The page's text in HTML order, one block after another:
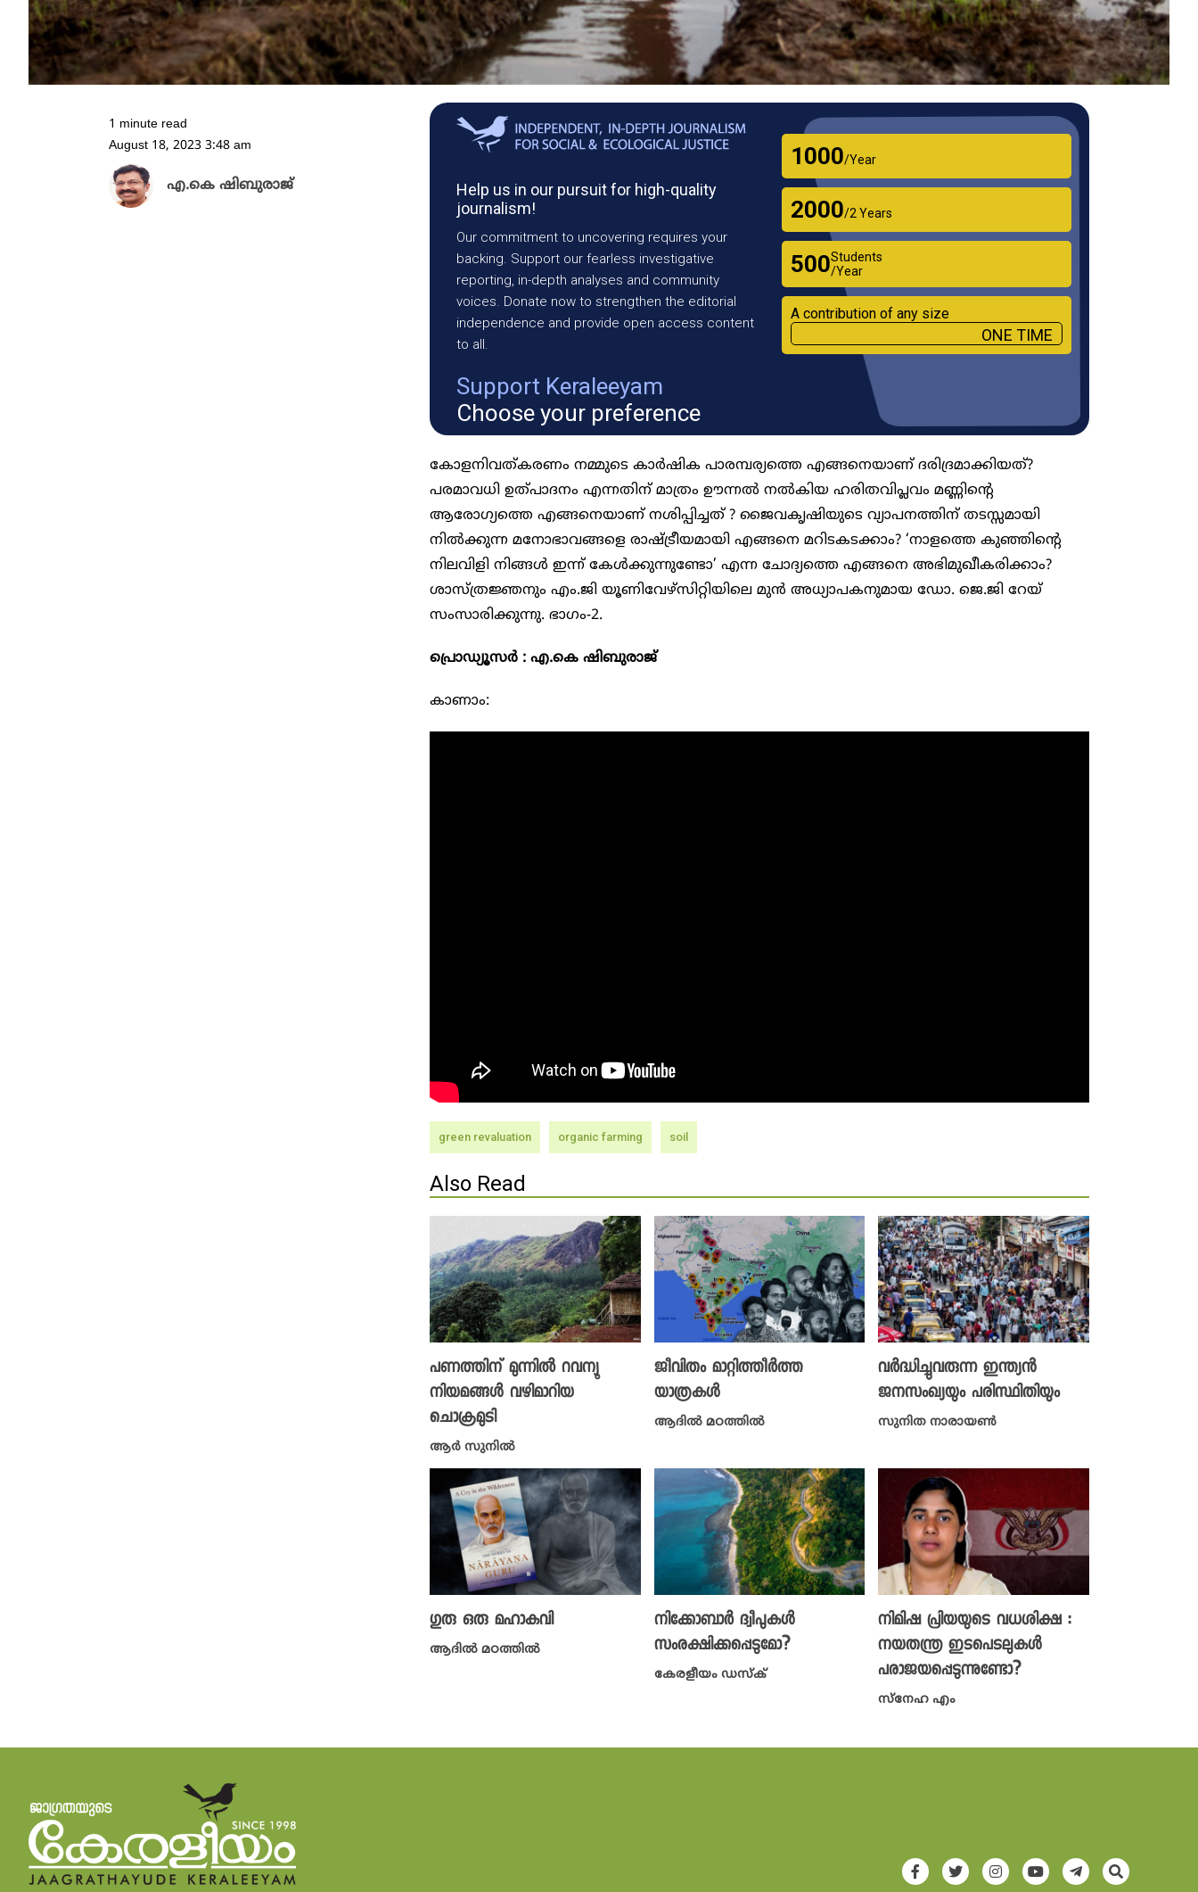
Help us in our pursuit for high-quality
journalism!
Our commitment to uncovering requires your
backing. Support our fearless investigative
reporting, in-depth analyses and community
voices. Donate now to strengthen the editorial
independence and provide open access content
to all.
Support Keraleeyam
Choose your preference
₹1000/Year
₹2000/2 Years
₹500Students
/Year
A contribution of any size
ONE TIME
കോളനിവത്കരണം നമ്മുടെ കാർഷിക പാരമ്പര്യത്തെ എങ്ങനെയാണ് ദരിദ്രമാക്കിയത്?
പരമാവധി ഉത്പാദനം എന്നതിന് മാത്രം ഊന്നൽ നൽകിയ ഹരിതവിപ്ലവം മണ്ണിന്റെ
ആരോഗ്യത്തെ എങ്ങനെയാണ് നശിപ്പിച്ചത് ? ജൈവകൃഷിയുടെ വ്യാപനത്തിന് തടസ്സമായി
നിൽക്കുന്ന മനോഭാവങ്ങളെ രാഷ്ട്രീയമായി എങ്ങനെ മറിടകടക്കാം? ‘നാളത്തെ കുഞ്ഞിന്റെ
നിലവിളി നിങ്ങൾ ഇന്ന് കേൾക്കുന്നുണ്ടോ’ എന്ന ചോദ്യത്തെ എങ്ങനെ അഭിമുഖീകരിക്കാം?
ശാസ്ത്രജ്ഞനും എം.ജി യൂണിവേഴ്സിറ്റിയിലെ മുൻ അധ്യാപകനുമായ ഡോ. ജെ.ജി റേയ്
സംസാരിക്കുന്നു. ഭാഗം-2.
പ്രൊഡ്യൂസർ : എ.കെ ഷിബുരാജ്
കാണാം:
green revaluation organic farming soil
Also Read
പണത്തിന് മുന്നിൽ റവന്യൂ
നിയമങ്ങൾ വഴിമാറിയ
ചൊക്രമുടി
ആർ സുനിൽ
ജീവിതം മാറ്റിത്തീർത്ത
യാത്രകൾ
ആദിൽ മഠത്തിൽ
വര്‍ദ്ധിച്ചുവരുന്ന ഇന്ത്യന്‍
ജനസംഖ്യയും പരിസ്ഥിതിയും
സുനിത നാരായൺ
ഗുരു ഒരു മഹാകവി
ആദിൽ മഠത്തിൽ
നിക്കോബാർ ദ്വീപുകൾ
സംരക്ഷിക്കപ്പെടുമോ?
കേരളീയം ഡസ്ക്
നിമിഷ പ്രിയയുടെ വധശിക്ഷ :
നയതന്ത്ര ഇടപെടലുകൾ
പരാജയപ്പെടുന്നുണ്ടോ?
സ്നേഹ എം
1 minute read
August 18, 2023 3:48 am
എ.കെ ഷിബുരാജ്